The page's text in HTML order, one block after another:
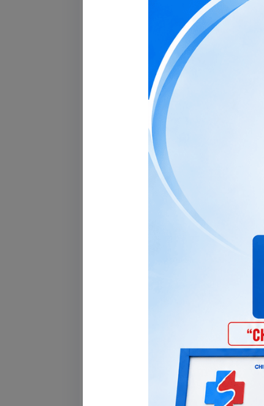
Ngoài ra, khám lâm sàng không
các bác sĩ, đây cũng là một trong
bệnh nhân về các triệu chứng hiện
nhân có thể mắc phải.
Những câu hỏi các bạn sẽ thường
ai từng mắc bệnh gì nguy hiểm
đoán sơ bộ cho bệnh nhân, vì vậy
Khám Lâm Sàng quan trọng như thế
Có thể thấy, khám lâm sàng là
hoặc tiềm ẩn trong cơ thể của
số cơ bản. Nhờ vào việc khám lâm
đầu, và đây cũng chính là giai đoạn